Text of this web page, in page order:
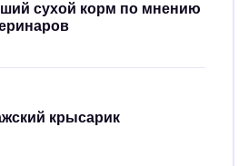
сухой корм по мнению
крысарик